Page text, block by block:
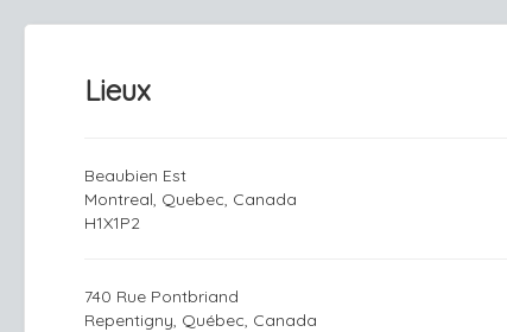
Lieux
Beaubien Est
Montreal, Quebec, Canada
H1X1P2
740 Rue Pontbriand
Repentigny, Québec, Canada